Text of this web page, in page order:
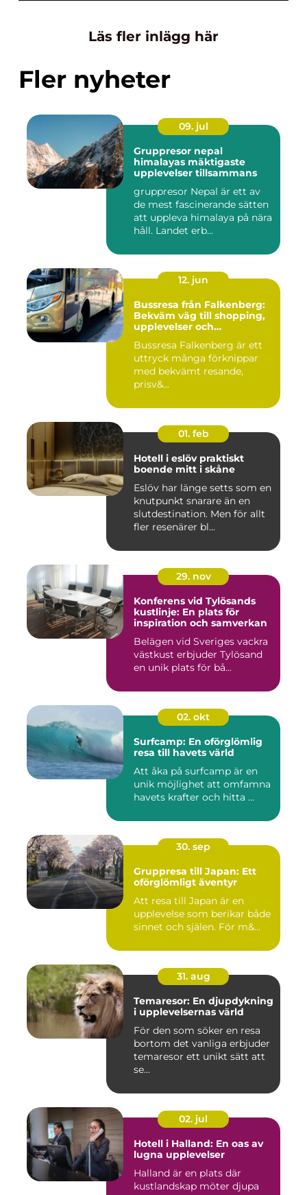
Läs fler inlägg här
Fler nyheter
09. jul
Gruppresor nepal
himalayas mäktigaste
upplevelser tillsammans
gruppresor Nepal är ett av
de mest fascinerande sätten
att uppleva himalaya på nära
håll. Landet erb...
12. jun
Bussresa från Falkenberg:
Bekväm väg till shopping,
upplevelser och
Bussresa Falkenberg är ett
uttryck många förknippar
med bekvämt resande,
prisv&...
01. feb
Hotell i eslöv praktiskt
boende mitt i skåne
Eslöv har länge setts som en
knutpunkt snarare än en
slutdestination. Men för allt
fler resenärer bl...
29. nov
Konferens vid Tylösands
kustlinje: En plats för
inspiration och samverkan
Belägen vid Sveriges vackra
västkust erbjuder Tylösand
en unik plats för bå...
02. okt
Surfcamp: En oförglömlig
resa till havets värld
Att åka på surfcamp är en
unik möjlighet att omfamna
havets krafter och hitta ...
30. sep
Gruppresa till Japan: Ett
oförglömligt äventyr
Att resa till Japan är en
upplevelse som berikar både
sinnet och själen. För m&...
31. aug
Temaresor: En djupdykning
i upplevelsernas värld
För den som söker en resa
bortom det vanliga erbjuder
temaresor ett unikt sätt att
se...
02. jul
Hotell i Halland: En oas av
lugna upplevelser
Halland är en plats där
kustlandskap möter djupa